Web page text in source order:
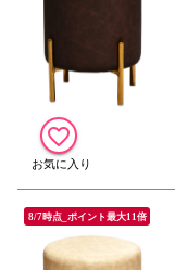
8/7時点_ポイント最大11倍